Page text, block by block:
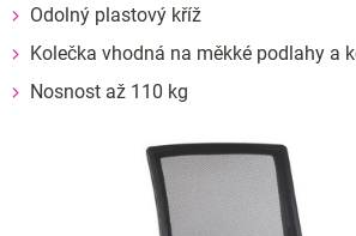
Odolný plastový kříž
Kolečka vhodná na měkké podlahy a
Nosnost až 110 kg